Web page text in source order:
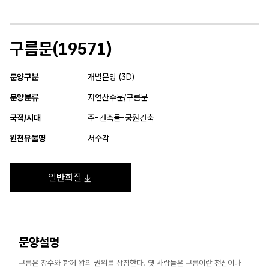
구름문(19571)
문양구분 개별문양 (3D)
문양분류 자연산수문/구름문
국적/시대 주-건축물-궁원건축
원천유물명 서수각
일반화질
문양설명
구름은 장수와 함께 왕의 권위를 상징한다. 옛 사람들은 구름이란 천신이나